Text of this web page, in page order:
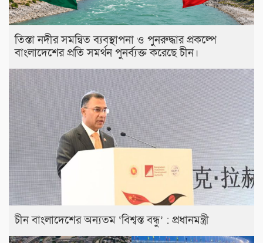
তিস্তা নদীর সমন্বিত ব্যবস্থাপনা ও পুনরুদ্ধার প্রকল্পে
বাংলাদেশের প্রতি সমর্থন পুনর্ব্যক্ত করেছে চীন।
চীন বাংলাদেশের অন্যতম ‘বিশ্বস্ত বন্ধু’ : প্রধানমন্ত্রী